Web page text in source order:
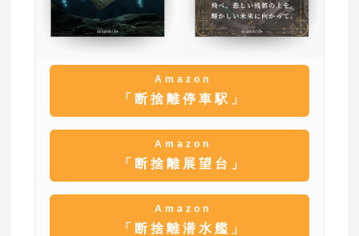
Amazon
「断捨離停車駅」
Amazon
「断捨離展望台」
Amazon
「断捨離潜水艦」